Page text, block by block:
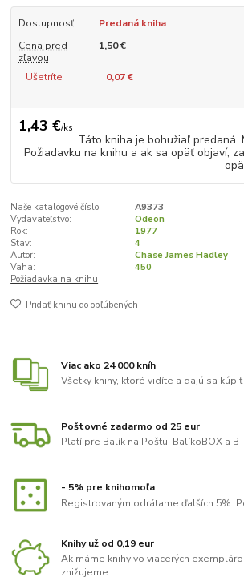
Dostupnosť
Predaná kniha
Cena pred
zľavou
1,50 €
Ušetríte 0,07 €
1,43 €/ks
Táto kniha je bohužiaľ predaná.
Požiadavku na knihu a ak sa opäť objaví,
Naše katalógové číslo:
A9373
Vydavateľstvo:
Odeon
Rok:
1977
Stav:
4
Autor:
Chase James Hadley
Vaha:
450
Požiadavka na knihu
Pridať knihu do obľúbených
Viac ako 24 000 kníh
Všetky knihy, ktoré vidíte a dajú sa
Poštovné zadarmo od 25 eur
Platí pre Balík na Poštu, BalíkoBOX a
- 5% pre knihomoľa
Registrovaným odrátame ďalších 5%.
Knihy už od 0,19 eur
Ak máme knihy vo viacerých
znižujeme